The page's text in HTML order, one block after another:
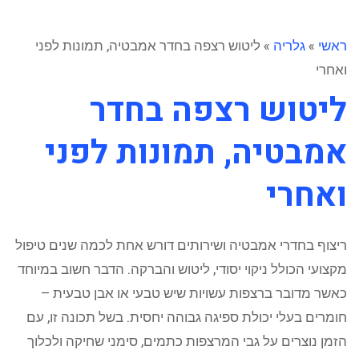
ראשי »גלריה » ליטוש רצפה בחדר אמבטיה, תמונות לפני
ואחרי
ליטוש רצפה בחדר
אמבטיה, תמונות לפני
ואחרי
ריצוף בחדרי אמבטיה ושירותים דורש אחת לכמה שנים טיפול
מקצועי הכולל ניקוי יסודי, ליטוש והברקה. הדבר חשוב במיוחד
כאשר מדובר ברצפות עשויות שיש טבעי או אבן טבעית –
חומרים בעלי יכולת ספיגה גבוהה יחסית. בשל תכונה זו, עם
הזמן נוצרים על גבי המרצפות כתמים, סימני שחיקה ולכלוך